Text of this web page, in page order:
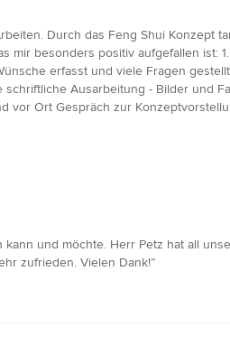
Durch das Feng Shui Konzept
mir besonders positiv aufgefallen ist:
erfasst und viele Fragen
Ausarbeitung - Bilder und
vor Ort Gespräch zur
und möchte. Herr Petz hat all
zufrieden. Vielen Dank!”